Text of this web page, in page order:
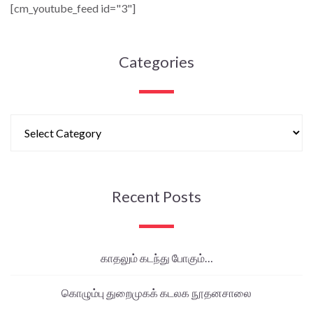
[cm_youtube_feed id="3"]
Categories
Recent Posts
காதலும் கடந்து போகும்…
கொழும்பு துறைமுகக் கடலக நூதனசாலை